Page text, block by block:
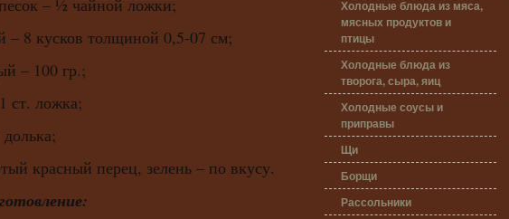
– ½ чайной ложки;
– 8 кусков толщиной 0,5-07 см;
– 100 гр.;
ст. ложка;
красный перец, зелень – по вкусу.
Холодные блюда из мяса,
мясных продуктов и
птицы
Холодные блюда из
творога, сыра, яиц
Холодные соусы и
приправы
Щи
Борщи
Рассольники